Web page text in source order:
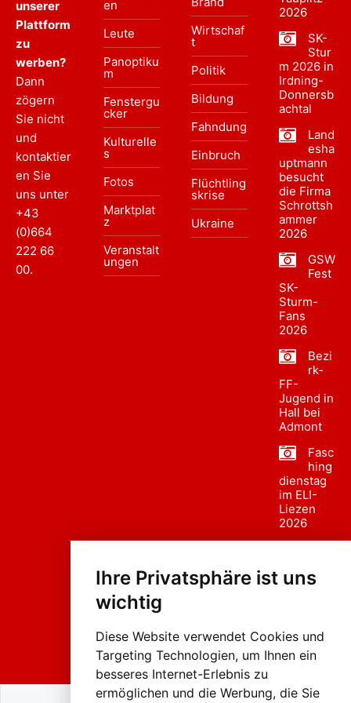
Ihre Privatsphäre ist uns
wichtig
Diese Website verwendet Cookies und
Targeting Technologien, um Ihnen ein
besseres Internet-Erlebnis zu
ermöglichen und die Werbung, die Sie
unserer
Plattform
zu
werben?
Dann
zögern
Sie nicht
und
kontaktier
en Sie
uns unter
+43
(0)664
222 66
00.
en
Leute
Panoptiku
m
Fenstergu
cker
Kulturelle
s
Fotos
Marktplat
z
Veranstalt
ungen
Wirtschaf
t
Politik
Bildung
Fahndung
Einbruch
Flüchtling
skrise
Ukraine
2026
SK-
Stur
m 2026 in
Irdning-
Donnersb
achtal
Land
esha
uptmann
besucht
die Firma
Schrottsh
ammer
2026
GSW
Fest
SK-
Sturm-
Fans
2026
Bezi
rk-
FF-
Jugend in
Hall bei
Admont
Fasc
hing
dienstag
im ELI-
Liezen
2026
sumzug
Liezen